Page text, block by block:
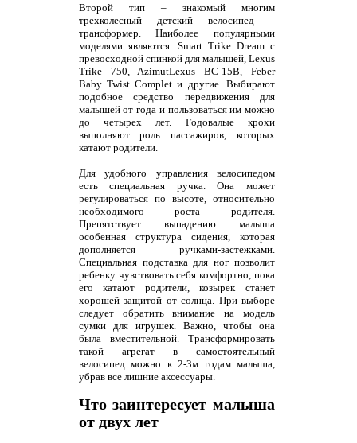
Второй тип – знакомый многим
трехколесный детский велосипед –
трансформер. Наиболее популярными
моделями являются: Smart Trike Dream с
превосходной спинкой для малышей, Lexus
Trike 750, AzimutLexus BC-15B, Feber
Baby Twist Complet и другие. Выбирают
подобное средство передвижения для
малышей от года и пользоваться им можно
до четырех лет. Годовалые крохи
выполняют роль пассажиров, которых
катают родители.
Для удобного управления велосипедом
есть специальная ручка. Она может
регулироваться по высоте, относительно
необходимого роста родителя.
Препятствует выпадению малыша
особенная структура сидения, которая
дополняется ручками-застежками.
Специальная подставка для ног позволит
ребенку чувствовать себя комфортно, пока
его катают родители, козырек станет
хорошей защитой от солнца. При выборе
следует обратить внимание на модель
сумки для игрушек. Важно, чтобы она
была вместительной. Трансформировать
такой агрегат в самостоятельный
велосипед можно к 2-3м годам малыша,
убрав все лишние аксессуары.
Что заинтересует малыша
от двух лет